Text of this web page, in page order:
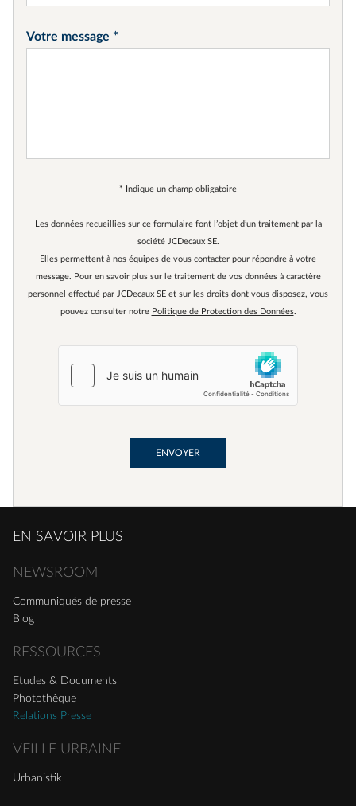
Votre message
* Indique un champ obligatoire
Les données recueillies sur ce formulaire font l’objet d’un traitement par la
société JCDecaux SE.
Elles permettent à nos équipes de vous contacter pour répondre à votre
message. Pour en savoir plus sur le traitement de vos données à caractère
personnel effectué par JCDecaux SE et sur les droits dont vous disposez, vous
pouvez consulter notre Politique de Protection des Données.
EN SAVOIR PLUS
NEWSROOM
Communiqués de presse
Blog
RESSOURCES
Etudes & Documents
Photothèque
Relations Presse
VEILLE URBAINE
Urbanistik